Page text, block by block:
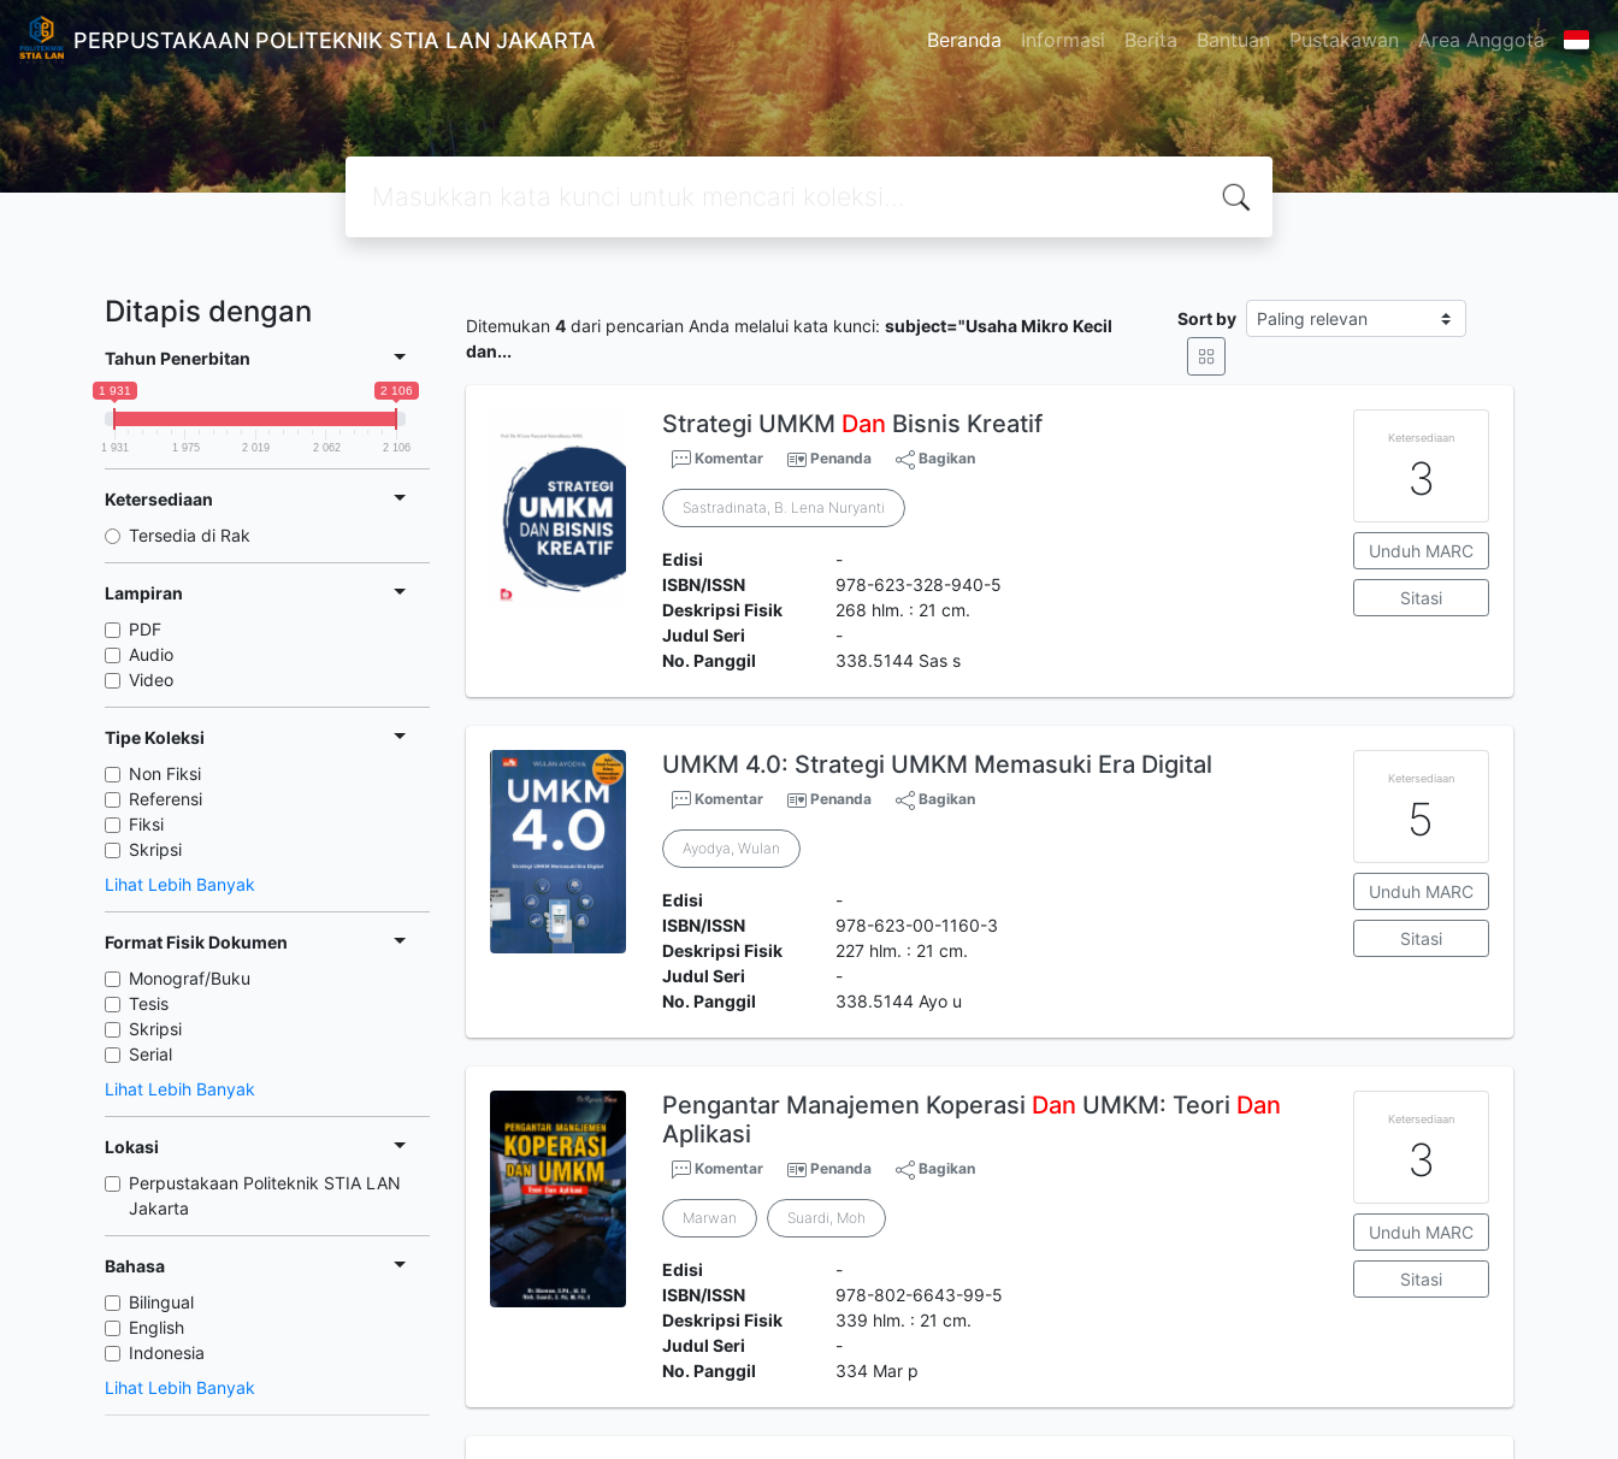
PERPUSTAKAAN POLITEKNIK STIA LAN JAKARTA Beranda Informasi Berita Bantuan Pustakawan Area Anggota
Ditapis dengan
Tahun Penerbitan
1 931 2 106
1 931 1 975 2 019 2 062 2 106
Ketersediaan
Tersedia di Rak
Lampiran
PDF
Audio
Video
Tipe Koleksi
Non Fiksi
Referensi
Fiksi
Skripsi
Lihat Lebih Banyak
Format Fisik Dokumen
Monograf/Buku
Tesis
Skripsi
Serial
Lihat Lebih Banyak
Lokasi
Perpustakaan Politeknik STIA LAN
Jakarta
Bahasa
Bilingual
English
Indonesia
Lihat Lebih Banyak
Ditemukan 4 dari pencarian Anda melalui kata kunci: subject="Usaha Mikro Kecil
dan...
Sort by
Strategi UMKM Dan Bisnis Kreatif
Komentar Penanda Bagikan
Sastradinata, B. Lena Nuryanti
Edisi
-
ISBN/ISSN
978-623-328-940-5
Deskripsi Fisik
268 hlm. : 21 cm.
Judul Seri
-
No. Panggil
338.5144 Sas s
Ketersediaan
3
Unduh MARC
Sitasi
UMKM 4.0: Strategi UMKM Memasuki Era Digital
Komentar Penanda Bagikan
Ayodya, Wulan
Edisi
-
ISBN/ISSN
978-623-00-1160-3
Deskripsi Fisik
227 hlm. : 21 cm.
Judul Seri
-
No. Panggil
338.5144 Ayo u
Ketersediaan
5
Unduh MARC
Sitasi
Pengantar Manajemen Koperasi Dan UMKM: Teori Dan
Aplikasi
Komentar Penanda Bagikan
Marwan Suardi, Moh
Edisi
-
ISBN/ISSN
978-802-6643-99-5
Deskripsi Fisik
339 hlm. : 21 cm.
Judul Seri
-
No. Panggil
334 Mar p
Ketersediaan
3
Unduh MARC
Sitasi